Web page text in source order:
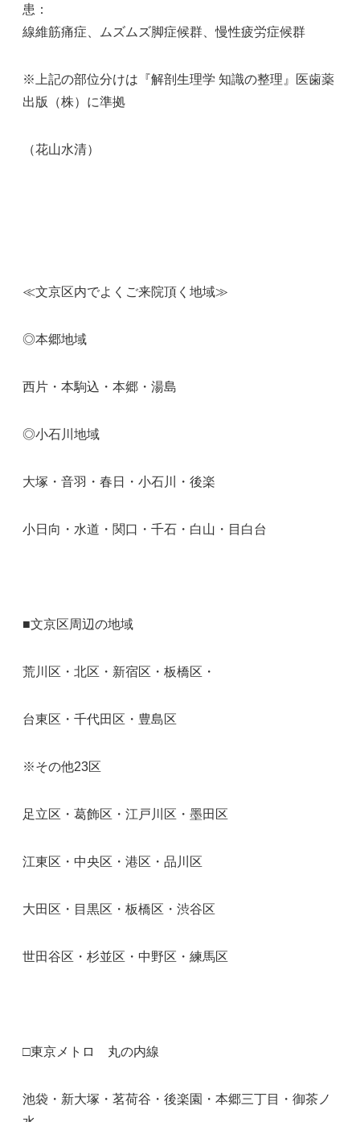
患：
線維筋痛症、ムズムズ脚症候群、慢性疲労症候群
※上記の部位分けは『解剖生理学 知識の整理』医歯薬
出版（株）に準拠
（花山水清）
≪文京区内でよくご来院頂く地域≫
◎本郷地域
西片・本駒込・本郷・湯島
◎小石川地域
大塚・音羽・春日・小石川・後楽
小日向・水道・関口・千石・白山・目白台
■文京区周辺の地域
荒川区・北区・新宿区・板橋区・
台東区・千代田区・豊島区
※その他23区
足立区・葛飾区・江戸川区・墨田区
江東区・中央区・港区・品川区
大田区・目黒区・板橋区・渋谷区
世田谷区・杉並区・中野区・練馬区
□東京メトロ 丸の内線
池袋・新大塚・茗荷谷・後楽園・本郷三丁目・御茶ノ